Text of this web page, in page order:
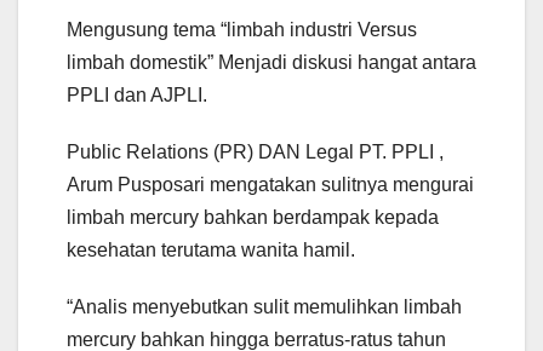
Mengusung tema “limbah industri Versus
limbah domestik” Menjadi diskusi hangat antara
PPLI dan AJPLI.
Public Relations (PR) DAN Legal PT. PPLI ,
Arum Pusposari mengatakan sulitnya mengurai
limbah mercury bahkan berdampak kepada
kesehatan terutama wanita hamil.
“Analis menyebutkan sulit memulihkan limbah
mercury bahkan hingga berratus-ratus tahun